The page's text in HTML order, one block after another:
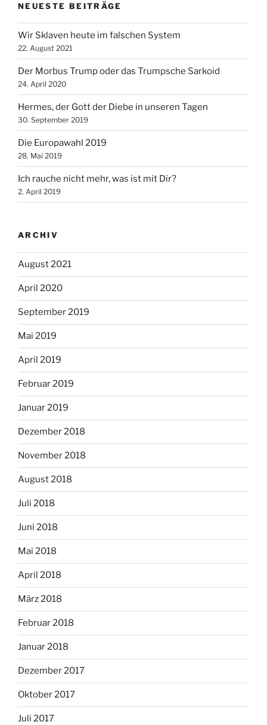
NEUESTE BEITRÄGE
Wir Sklaven heute im falschen System
22. August 2021
Der Morbus Trump oder das Trumpsche Sarkoid
24. April 2020
Hermes, der Gott der Diebe in unseren Tagen
30. September 2019
Die Europawahl 2019
28. Mai 2019
Ich rauche nicht mehr, was ist mit Dir?
2. April 2019
ARCHIV
August 2021
April 2020
September 2019
Mai 2019
April 2019
Februar 2019
Januar 2019
Dezember 2018
November 2018
August 2018
Juli 2018
Juni 2018
Mai 2018
April 2018
März 2018
Februar 2018
Januar 2018
Dezember 2017
Oktober 2017
Juli 2017